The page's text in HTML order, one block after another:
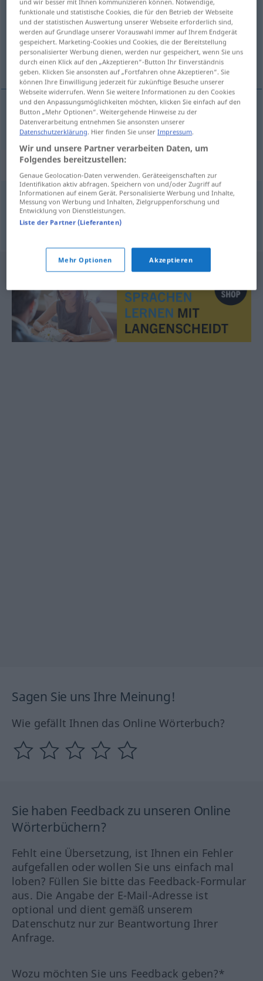
Übersicht aller Übersetzungen
(Für mehr Details die Übersetzung anklicken/antippen)
hræða
hræða schrecken
Synonyme für "schrecken"
erschrecken
Sagen Sie uns Ihre Meinung!
Wie gefällt Ihnen das Online Wörterbuch?
Sie haben Feedback zu unseren Online
Wörterbüchern?
Fehlt eine Übersetzung, ist Ihnen ein Fehler
aufgefallen oder wollen Sie uns einfach mal
loben? Füllen Sie bitte das Feedback-Formular
aus. Die Angabe der E-Mail-Adresse ist
optional und dient gemäß unserem
Datenschutz nur zur Beantwortung Ihrer
Anfrage.
Wozu möchten Sie uns Feedback geben?*
funktionale und statistische Cookies, die für den Betrieb der Webseite
und der statistischen Auswertung unserer Webseite erforderlich sind,
werden auf Grundlage unserer Vorauswahl immer auf Ihrem Endgerät
gespeichert. Marketing-Cookies und Cookies, die der Bereitstellung
personalisierter Werbung dienen, werden nur gespeichert, wenn Sie uns
durch einen Klick auf den „Akzeptieren“-Button Ihr Einverständnis
geben. Klicken Sie ansonsten auf „Fortfahren ohne Akzeptieren“. Sie
können Ihre Einwilligung jederzeit für zukünftige Besuche unserer
Webseite widerrufen. Wenn Sie weitere Informationen zu den Cookies
und den Anpassungsmöglichkeiten möchten, klicken Sie einfach auf den
Button „Mehr Optionen“. Weitergehende Hinweise zu der
Datenverarbeitung entnehmen Sie ansonsten unserer
Datenschutzerklärung . Hier finden Sie unserImpressum
Wir und unsere Partner verarbeiten Daten, um
Folgendes bereitzustellen:
Genaue Geolocation-Daten verwenden. Geräteeigenschaften zur
Identifikation aktiv abfragen. Speichern von und/oder Zugriff auf
Informationen auf einem Gerät. Personalisierte Werbung und Inhalte,
Messung von Werbung und Inhalten, Zielgruppenforschung und
Entwicklung von Dienstleistungen.
Liste der Partner (Lieferanten)
Mehr Optionen Akzeptieren